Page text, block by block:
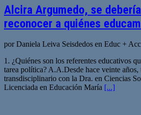
Alcira Argumedo, se
reconocer a quiénes
por Daniela Leiva Seisdedos en Educ +
1. ¿Quiénes son los referentes educativos
tarea política? A.A.Desde hace veinte
transdisciplinario con la Dra. en Ciencias
Licenciada en Educación María [...]